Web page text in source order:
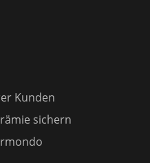
Kunden
sichern